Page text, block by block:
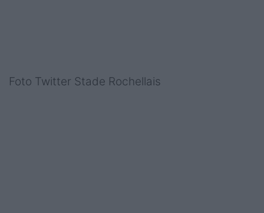
Foto Twitter Stade Rochellais